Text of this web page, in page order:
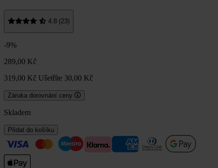
4.8 (23)
-9%
289,00 Kč
319,00 Kč Ušetříte 30,00 Kč
Záruka dorovnání ceny
Skladem
Přidat do košíku